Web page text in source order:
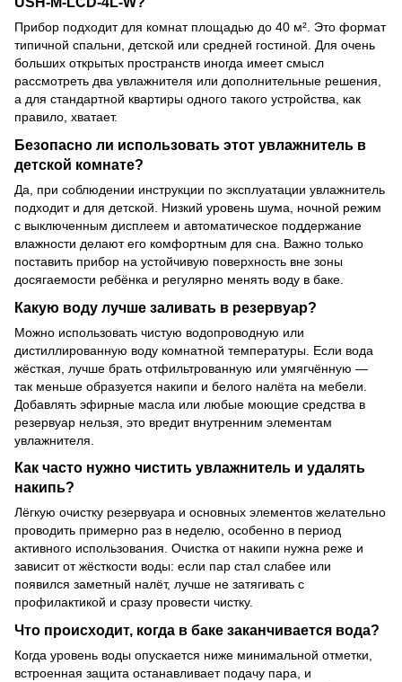
Прибор подходит для комнат площадью до 40 м². Это формат
типичной спальни, детской или средней гостиной. Для очень
больших открытых пространств иногда имеет смысл
рассмотреть два увлажнителя или дополнительные решения,
а для стандартной квартиры одного такого устройства, как
правило, хватает.
Безопасно ли использовать этот увлажнитель в
детской комнате?
Да, при соблюдении инструкции по эксплуатации увлажнитель
подходит и для детской. Низкий уровень шума, ночной режим
с выключенным дисплеем и автоматическое поддержание
влажности делают его комфортным для сна. Важно только
поставить прибор на устойчивую поверхность вне зоны
досягаемости ребёнка и регулярно менять воду в баке.
Какую воду лучше заливать в резервуар?
Можно использовать чистую водопроводную или
дистиллированную воду комнатной температуры. Если вода
жёсткая, лучше брать отфильтрованную или умягчённую —
так меньше образуется накипи и белого налёта на мебели.
Добавлять эфирные масла или любые моющие средства в
резервуар нельзя, это вредит внутренним элементам
увлажнителя.
Как часто нужно чистить увлажнитель и удалять
накипь?
Лёгкую очистку резервуара и основных элементов желательно
проводить примерно раз в неделю, особенно в период
активного использования. Очистка от накипи нужна реже и
зависит от жёсткости воды: если пар стал слабее или
появился заметный налёт, лучше не затягивать с
профилактикой и сразу провести чистку.
Что происходит, когда в баке заканчивается вода?
Когда уровень воды опускается ниже минимальной отметки,
встроенная защита останавливает подачу пара, и